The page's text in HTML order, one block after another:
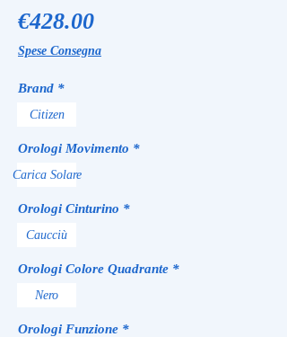
€428.00Price
Spese Consegna
Brand *
Citizen
Orologi Movimento *
Carica Solare
Orologi Cinturino *
Caucciù
Orologi Colore Quadrante *
Nero
Orologi Funzione *